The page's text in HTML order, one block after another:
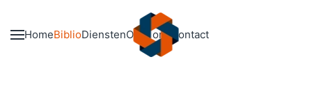
Skip to main content
HomeBiblioDienstenOver onsContact